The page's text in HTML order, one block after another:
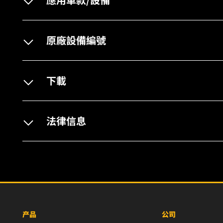
原廠設備編號
下載
法律信息
产品 公司